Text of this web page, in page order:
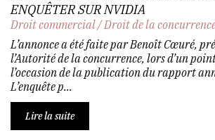
ENQUÊTER SUR NVIDIA
Droit commercial/Droit de la
L’annonce a été faite par Benoît Cœuré,
l’Autorité de la concurrence, lors d’un
l’occasion de la publication du rapport
L’enquête p...
Lire la suite